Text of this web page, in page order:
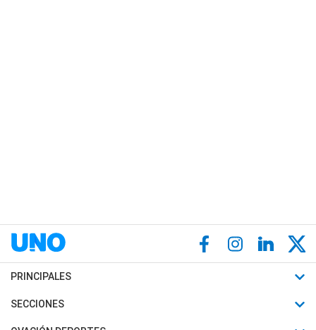
PRINCIPALES
Últimas Noticias
Política
SECCIONES